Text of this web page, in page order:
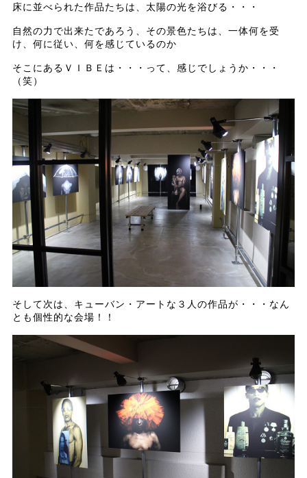
床に並べられた作品たちは、太陽の光を浴びる・・・
自然の力で出来たであろう、その景色たちは、一体何を受
け、何に従い、何を感じているのか
そこにあるＶＩＢＥは・・・って、感じでしょうか・・・
（笑）
そして次は、キューバン・アートな３人の作品が・・・なん
とも個性的な会場！！